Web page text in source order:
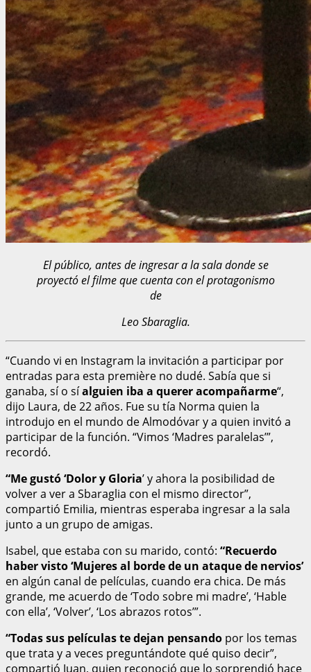
El público, antes de ingresar a la sala donde se
proyectó el filme que cuenta con el protagonismo
de
Leo Sbaraglia.
“Cuando vi en Instagram la invitación a participar por
entradas para esta première no dudé. Sabía que si
ganaba, sí o síalguien iba a querer acompañarme“,
dijo Laura, de 22 años. Fue su tía Norma quien la
introdujo en el mundo de Almodóvar y a quien invitó a
participar de la función. “Vimos ‘Madres paralelas’”,
recordó.
“Me gustó ‘Dolor y Gloria’ y ahora la posibilidad de
volver a ver a Sbaraglia con el mismo director”,
compartió Emilia, mientras esperaba ingresar a la sala
junto a un grupo de amigas.
Isabel, que estaba con su marido, contó: “Recuerdo
haber visto ‘Mujeres al borde de un ataque de nervios’
en algún canal de películas, cuando era chica. De más
grande, me acuerdo de ‘Todo sobre mi madre’, ‘Hable
con ella’, ‘Volver’, ‘Los abrazos rotos’”.
“Todas sus películas te dejan pensando por los temas
que trata y a veces preguntándote qué quiso decir”,
compartió Juan, quien reconoció que lo sorprendió hace